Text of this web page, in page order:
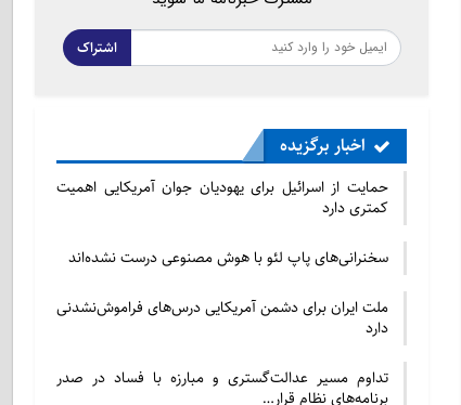
اشتراک
اخبار برگزیده
حمایت از اسرائیل برای یهودیان جوان آمریکایی اهمیت
کمتری دارد
سخنرانی‌های پاپ لئو با هوش مصنوعی درست نشده‌اند
ملت ایران برای دشمن آمریکایی درس‌های فراموش‌نشدنی
دارد
تداوم مسیر عدالت‌گستری و مبارزه با فساد در صدر
برنامه‌های نظام قرار…